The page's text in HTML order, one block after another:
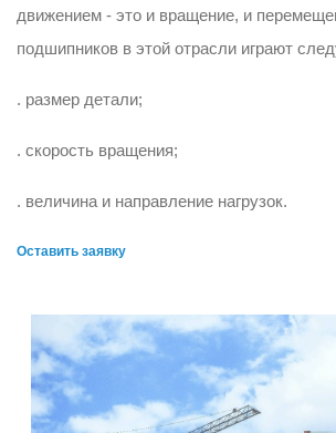
движением - это и вращение, и
подшипников в этой отрасли играют
. размер детали;
. скорость вращения;
. величина и направление нагрузок.
Оставить заявку